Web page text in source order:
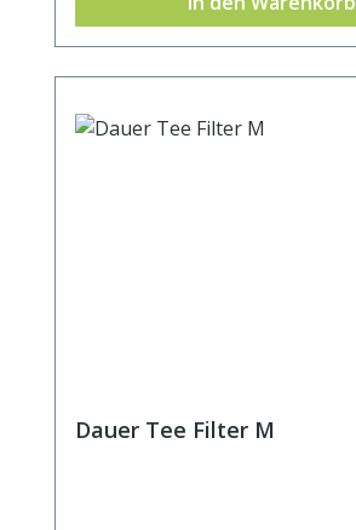
Dauer Tee Filter M